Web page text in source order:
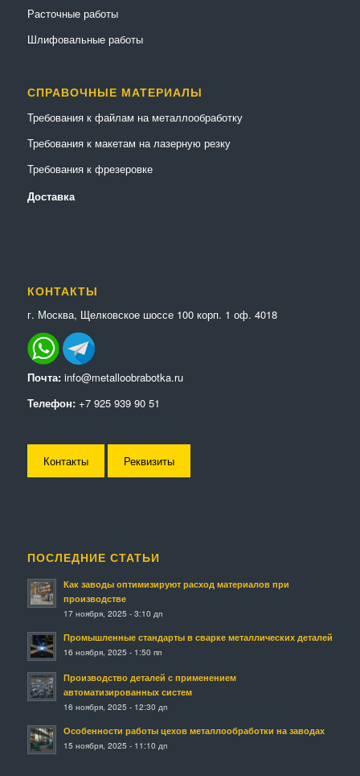
Расточные работы
Шлифовальные работы
СПРАВОЧНЫЕ МАТЕРИАЛЫ
Требования к файлам на металлообработку
Требования к макетам на лазерную резку
Требования к фрезеровке
Доставка
КОНТАКТЫ
г. Москва, Щелковское шоссе 100 корп. 1 оф. 4018
Почта: info@metalloobrabotka.ru
Телефон: +7 925 939 90 51
Контакты Реквизиты
ПОСЛЕДНИЕ СТАТЬИ
Как заводы оптимизируют расход материалов при
производстве
17 ноября, 2025 - 3:10 дп
Промышленные стандарты в сварке металлических деталей
16 ноября, 2025 - 1:50 пп
Производство деталей с применением
автоматизированных систем
16 ноября, 2025 - 12:30 дп
Особенности работы цехов металлообработки на заводах
15 ноября, 2025 - 11:10 дп